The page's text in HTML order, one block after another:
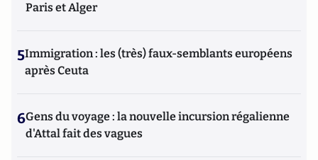
Paris et Alger
5Immigration : les (très) faux-semblants européens
après Ceuta
6Gens du voyage : la nouvelle incursion régalienne
d'Attal fait des vagues